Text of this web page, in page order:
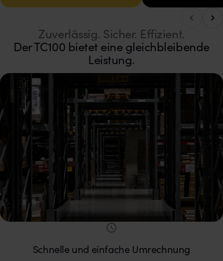
Nach links blättern
Zuverlässig. Sicher. Effizient.
Der TC100 bietet eine gleichbleibende
Leistung.
Schnelle und einfache Umrechnung